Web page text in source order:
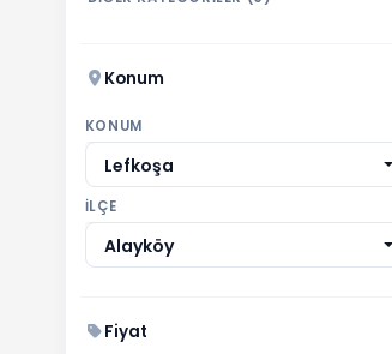
Konum
KONUM
Lefkoşa
İLÇE
Alayköy
Fiyat